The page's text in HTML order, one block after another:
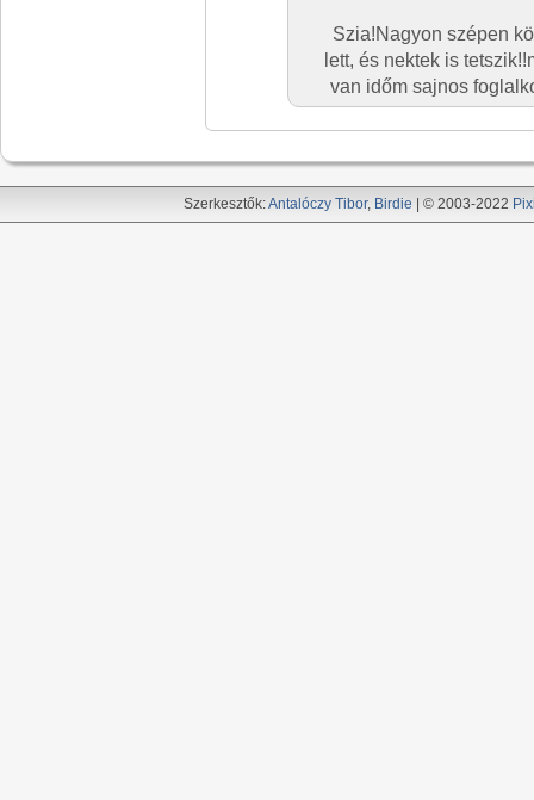
Szia!Nagyon szépen
lett, és nektek is
van időm sajnos
Szerkesztők:Antalóczy Tibor, Birdie | © 2003-2022